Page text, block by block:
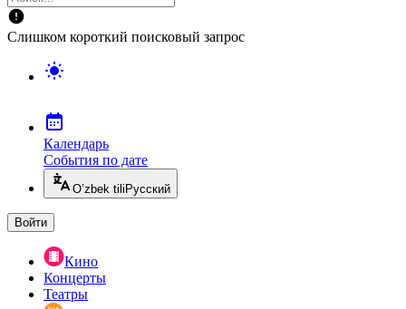
Слишком короткий поисковый запрос
Календарь
События по дате
O’zbek tili Русский
Войти
Кино
Концерты
Театры